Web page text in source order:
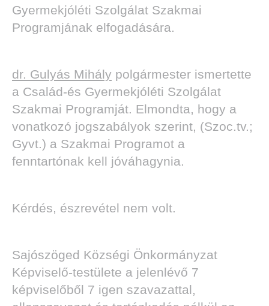
Gyermekjóléti Szolgálat Szakmai
Programjának elfogadására.
dr. Gulyás Mihály polgármester ismertette
a Család-és Gyermekjóléti Szolgálat
Szakmai Programját. Elmondta, hogy a
vonatkozó jogszabályok szerint, (Szoc.tv.;
Gyvt.) a Szakmai Programot a
fenntartónak kell jóváhagynia.
Kérdés, észrevétel nem volt.
Sajószöged Községi Önkormányzat
Képviselő-testülete a jelenlévő 7
képviselőből 7 igen szavazattal,